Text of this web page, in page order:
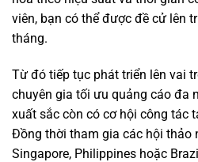
viên, bạn có thể được đề cử lên
tháng.
Từ đó tiếp tục phát triển lên vai
chuyên gia tối ưu quảng cáo đa
xuất sắc còn có cơ hội công tác
Đồng thời tham gia các hội thảo
Singapore, Philippines hoặc